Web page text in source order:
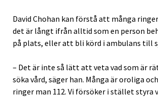
David Chohan kan förstå att många
det är långt ifrån alltid som en person
på plats, eller att bli körd i ambulans till
– Det är inte så lätt att veta vad som är
söka vård, säger han. Många är oroliga
ringer man 112. Vi försöker i stället